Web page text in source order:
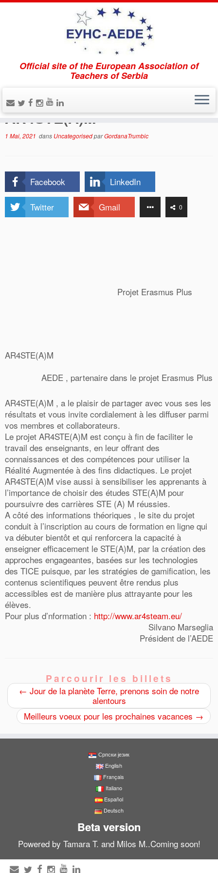
Official site of the European Association of
Teachers of Serbia
Accueil » Uncategorised » Projet Erasmus Plus
Projet Erasmus Plus
AR4STE(A)M
1 Mai, 2021 dans UncategorisedparGordanaTrumbic
Facebook LinkedIn
Twitter Gmail 0
Projet Erasmus Plus
AR4STE(A)M
AEDE , partenaire dans le projet Erasmus Plus
AR4STE(A)M , a le plaisir de partager avec vous ses les
résultats et vous invite cordialement à les diffuser parmi
vos membres et collaborateurs.
Le projet AR4STE(A)M est conçu à fin de faciliter le
travail des enseignants, en leur offrant des
connaissances et des compétences pour utiliser la
Réalité Augmentée à des fins didactiques. Le projet
AR4STE(A)M vise aussi à sensibiliser les apprenants à
l’importance de choisir des études STE(A)M pour
poursuivre des carrières STE (A) M réussies.
A côté des informations théoriques , le site du projet
conduit à l’inscription au cours de formation en ligne qui
va débuter bientôt et qui renforcera la capacité à
enseigner efficacement le STE(A)M, par la création des
approches engageantes, basées sur les technologies
des TICE puisque, par les stratégies de gamification, les
contenus scientifiques peuvent être rendus plus
accessibles est de manière plus attrayante pour les
élèves.
Pour plus d’nformation : http://www.ar4steam.eu/
Silvano Marseglia
Président de l’AEDE
Parcourir les billets
← Jour de la planète Terre, prenons soin de notre
alentours
Meilleurs voeux pour les prochaines vacances →
Српски језик
English
Français
Italiano
Español
Deutsch
Beta version
Powered by Tamara T. and Milos M..Coming soon!
Shares